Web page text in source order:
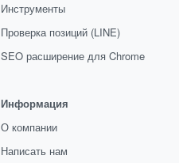
Инструменты
Проверка позиций (LINE)
SEO расширение для Chrome
Информация
О компании
Написать нам